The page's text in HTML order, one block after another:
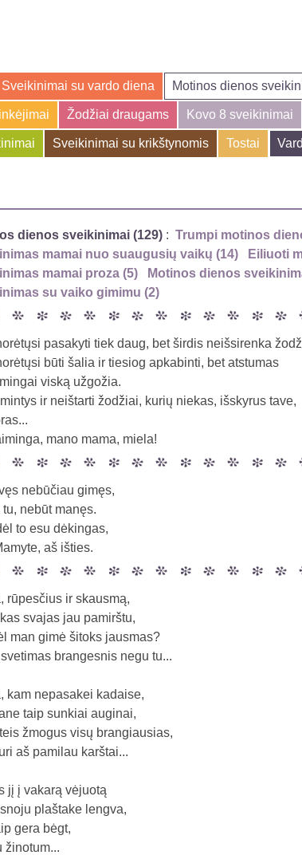
Sveikinimai su vardo diena Motinos dienos
Žodžiai draugams Kovo 8 sveikinimai
Sveikinimai su krikštynomis Tostai
dienos sveikinimai (129) : Trumpi motinos
mamai nuo suaugusių vaikų (14)
Eiliuoti
mamai proza (5)
Motinos dienos
su vaiko gimimu (2)
pasakyti tiek daug, bet širdis neišsirenka
būti šalia ir tiesiog apkabinti, bet atstumas
viską užgožia.
ir neištarti žodžiai, kurių niekas, išskyrus tave,
mano mama, miela!
nebūčiau gimęs,
nebūt manęs.
to esu dėkingas,
aš išties.
rūpesčius ir skausmą,
svajas jau pamirštu,
man gimė šitoks jausmas?
brangesnis negu tu...
kam nepasakei kadaise,
taip sunkiai auginai,
žmogus visų brangiausias,
aš pamilau karštai...
jį į vakarą vėjuotą
plaštake lengva,
gera bėgt,
žinotum...